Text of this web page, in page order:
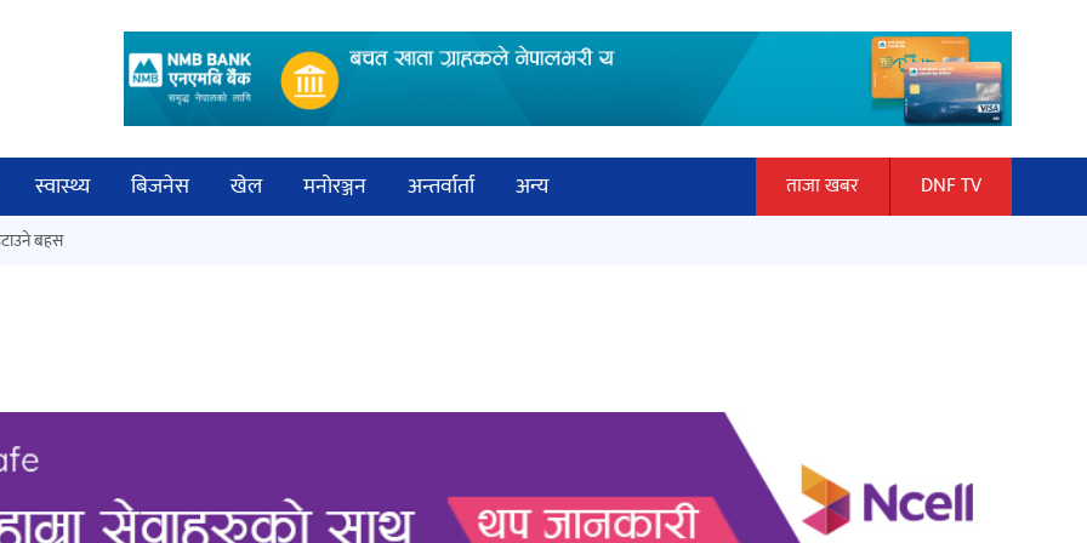
स्वास्थ्य बिजनेस खेल मनोरञ्जन अन्तर्वार्ता
अन्य
ताजा खबर DNF TV
औपचारिक सेवा सञ्चालनमा
हलमा छैन ‘गौँथली’को टिकट
बहस